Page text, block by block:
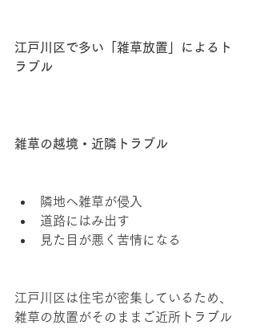
江戸川区で多い「雑草放置」によるト
ラブル
雑草の越境・近隣トラブル
隣地へ雑草が侵入
道路にはみ出す
見た目が悪く苦情になる
江戸川区は住宅が密集しているため、
雑草の放置がそのままご近所トラブル